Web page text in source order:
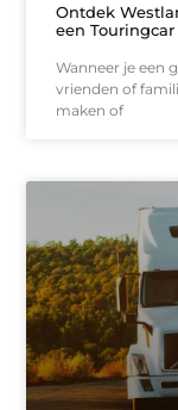
Ontdek
een
Wanneer je een
vrienden of
maken of